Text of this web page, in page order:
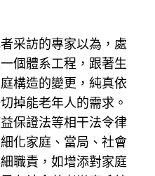
采訪的專家以為，處
個體系工程，跟著生
構造的變更，純真依
掉能老年人的需求。
保證法等相干法令律
化家庭、當局、社會
職責，如增添對家庭